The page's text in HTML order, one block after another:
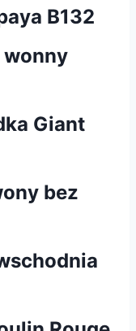
B132
Giant
bez